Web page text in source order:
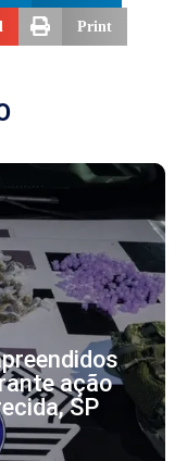
Print
ação
SP